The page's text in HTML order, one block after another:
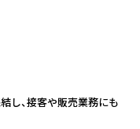
し、接客や販売業務にも